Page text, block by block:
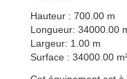
Hauteur : 700.00 m
Longueur: 34000.00
Largeur: 1.00 m
Surface : 34000.00